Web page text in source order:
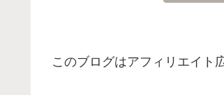
このブログはアフィリエイト